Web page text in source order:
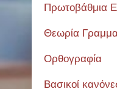
Πρωτοβάθμια
Θεωρία
Ορθογραφία
Βασικοί